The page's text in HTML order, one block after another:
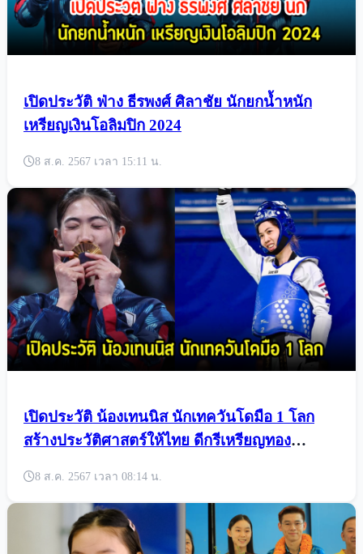
เปิดประวัติ ฟ่าง ธีรพงศ์ ศิลาชัย นักยกน้ำหนัก
เหรียญเงินโอลิมปิก 2024
8 ส.ค. 2567 เวลา 15:11 น.
เปิดประวัติ น้องเทนนิส นักเทควันโดมือ 1 โลก
สร้างประวัติศาสตร์ให้ไทย ดีกรีเหรียญทอง
8 ส.ค. 2567 เวลา 08:14 น.